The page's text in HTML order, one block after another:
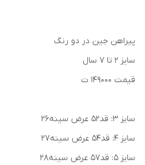
پیراهن جین در دو رنگ
سایز ۲ تا ۷ سال
قیمت ۱۴۹۰۰۰ ت
سایز ۳: قد۵۲ عرض سینه۲۶
سایز ۴: قد۵۴ عرض سینه۲۷
سایز ۵: قد۵۷ عرض سینه۲۸